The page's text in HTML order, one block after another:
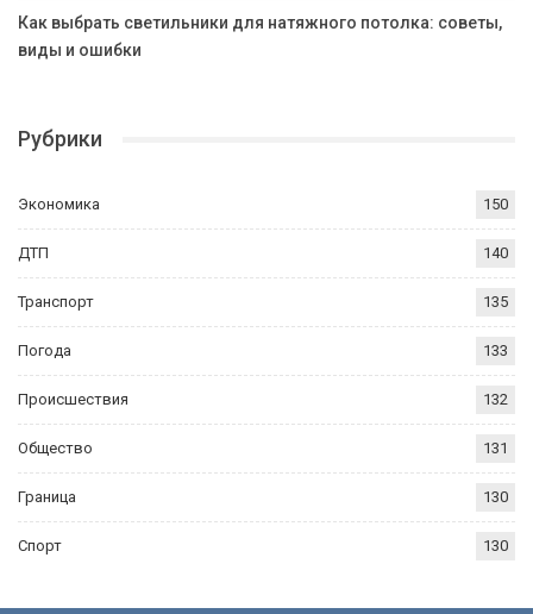
Как выбрать светильники для натяжного потолка: советы,
виды и ошибки
Рубрики
Экономика 150
ДТП 140
Транспорт 135
Погода 133
Происшествия 132
Общество 131
Граница 130
Спорт 130